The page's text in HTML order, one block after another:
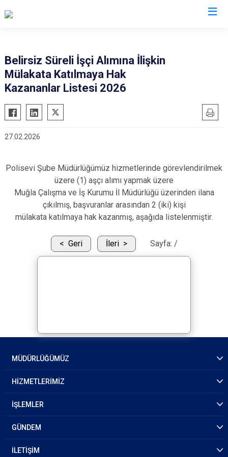
Belirsiz Süreli İşçi Alımına İlişkin
Mülakata Katılmaya Hak
Kazananlar Listesi 2026
27.02.2026
Polisevi Şube Müdürlüğümüz hizmetlerinde görevlendirilmek
üzere (1) aşçı alımı yapmak üzere
Muğla Çalışma ve İş Kurumu İl Müdürlüğü üzerinden ilana
çıkılmış, başvuranlar arasından 2 (iki) kişi
mülakata katılmaya hak kazanmış, aşağıda listelenmiştir.
Geri İleri Sayfa: /
MÜDÜRLÜĞÜMÜZ
HİZMETLERİMİZ
İŞLEMLER
GÜNDEM
İLETİŞİM